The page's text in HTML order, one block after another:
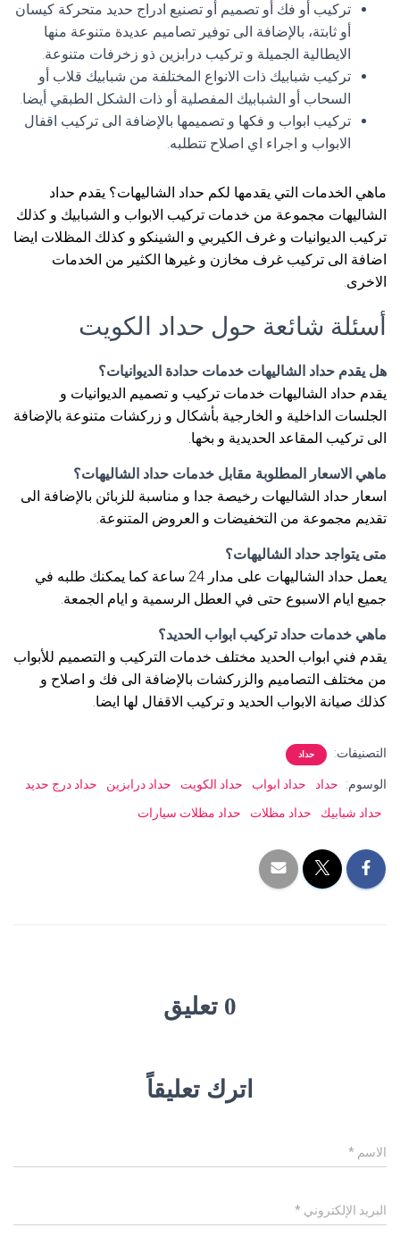
تركيب أو فك أو تصميم أو تصنيع ادراج حديد متحركة كيسان
أو ثابتة، بالإضافة الى توفير تصاميم عديدة متنوعة منها
الايطالية الجميلة و تركيب درابزين ذو زخرفات متنوعة.
تركيب شبابيك ذات الانواع المختلفة من شبابيك قلاب أو
السحاب أو الشبابيك المفصلية أو ذات الشكل الطبقي أيضا.
تركيب ابواب و فكها و تصميمها بالإضافة الى تركيب اقفال
الابواب و اجراء اي اصلاح تتطلبه.
ماهي الخدمات التي يقدمها لكم حداد الشاليهات؟ يقدم حداد
الشاليهات مجموعة من خدمات تركيب الابواب و الشبابيك و كذلك
تركيب الديوانيات و غرف الكيربي و الشينكو و كذلك المظلات ايضا
اضافة الى تركيب غرف مخازن و غيرها الكثير من الخدمات
الاخرى.
أسئلة شائعة حول حداد الكويت
هل يقدم حداد الشاليهات خدمات حدادة الديوانيات؟
يقدم حداد الشاليهات خدمات تركيب و تصميم الديوانيات و
الجلسات الداخلية و الخارجية بأشكال و زركشات متنوعة بالإضافة
الى تركيب المقاعد الحديدية و بخها.
ماهي الاسعار المطلوبة مقابل خدمات حداد الشاليهات؟
اسعار حداد الشاليهات رخيصة جدا و مناسبة للزبائن بالإضافة الى
تقديم مجموعة من التخفيضات و العروض المتنوعة.
متى يتواجد حداد الشاليهات؟
يعمل حداد الشاليهات على مدار 24 ساعة كما يمكنك طلبه في
جميع ايام الاسبوع حتى في العطل الرسمية و ايام الجمعة.
ماهي خدمات حداد تركيب ابواب الحديد؟
يقدم فني ابواب الحديد مختلف خدمات التركيب و التصميم للأبواب
من مختلف التصاميم والزركشات بالإضافة الى فك و اصلاح و
كذلك صيانة الابواب الحديد و تركيب الاقفال لها ايضا.
التصنيفات: حداد
الوسوم: حداد حداد ابواب حداد الكويت حداد درابزين
حداد درج حديد
حداد شبابيك
حداد مظلات حداد مظلات سيارات
0 تعليق
اترك تعليقاً
الاسم *
البريد الإلكتروني *